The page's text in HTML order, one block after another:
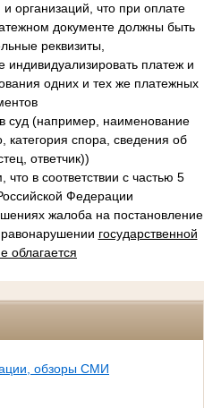
организаций, что при оплате
документе должны быть
реквизиты,
платеж и
одних и тех же платежных
суд (например, наименование
спора, сведения об
ответчик))
в соответствии с частью 5
Федерации
жалоба на постановление
государственной
облагается
обзоры СМИ